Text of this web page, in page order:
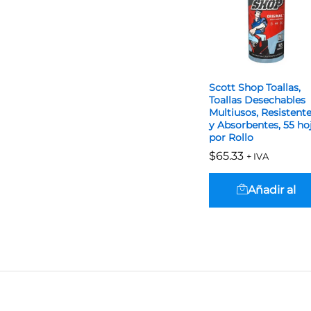
Scott Shop Toallas,
Toallas Desechables
Multiusos,
y Absorbentes, 55
por Rollo
$65.33 + IVA
$65.33
Añadir al